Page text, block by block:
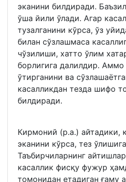
эканини билдиради.
ўша йили ўлади. Агар
тузалганини кўрса, ўз
билан сўзлашмаса
чўзилиши, хатто ўлим
борлигига далилдир.
ўтирганини ва
касалликдан тезда шифо
билдиради.
Кирмоний (р.а.) айтадики,
эканини кўрса, тез
Таъбирчиларнинг
касаллик фисқу фужур
томонидан етадиган ғаму